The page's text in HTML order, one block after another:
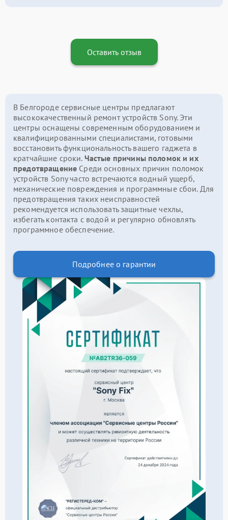
Оставить отзыв
В Белгороде сервисные центры предлагают
высококачественный ремонт устройств Sony. Эти
центры оснащены современным оборудованием и
квалифицированными специалистами, готовыми
восстановить функциональность вашего гаджета в
кратчайшие сроки. Частые причины поломок и их
предотвращение Среди основных причин поломок
устройств Sony часто встречаются водный ущерб,
механические повреждения и программные сбои. Для
предотвращения таких неисправностей
рекомендуется использовать защитные чехлы,
избегать контакта с водой и регулярно обновлять
программное обеспечение.
Подробнее о гарантии